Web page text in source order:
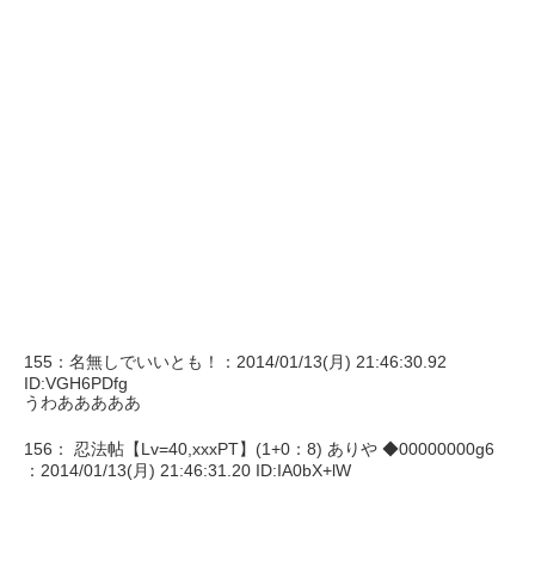
155：名無しでいいとも！：2014/01/13(月) 21:46:30.92
ID:VGH6PDfg
うわあああああ
156： 忍法帖【Lv=40,xxxPT】(1+0：8) ありや ◆00000000g6
：2014/01/13(月) 21:46:31.20 ID:IA0bX+lW